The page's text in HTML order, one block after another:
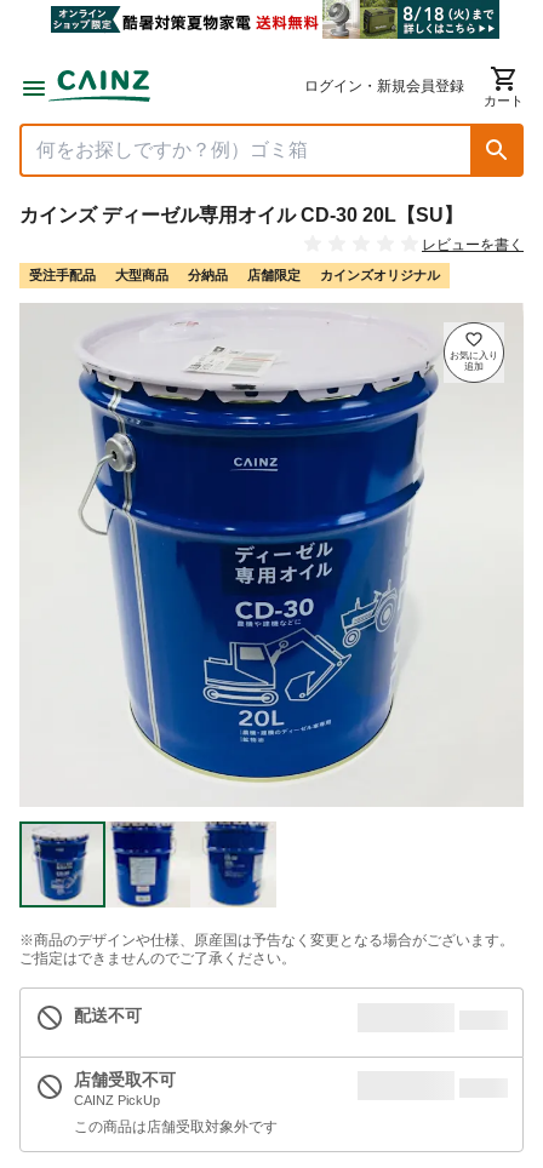
ログイン・新規会員登録
カート
カインズ ディーゼル専用オイル CD-30 20L【SU】
レビューを書く
受注手配品 大型商品 分納品 店舗限定 カインズオリジナル
※商品のデザインや仕様、原産国は予告なく変更となる場合がございます。
ご指定はできませんのでご了承ください。
配送不可
店舗受取不可
CAINZ PickUp
この商品は店舗受取対象外です